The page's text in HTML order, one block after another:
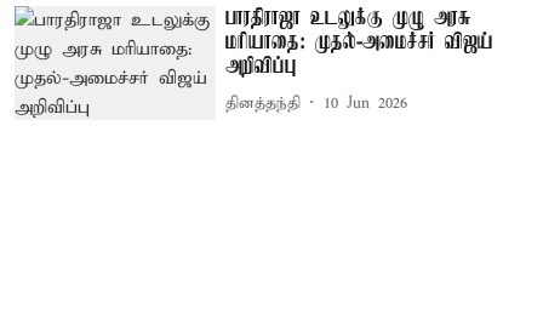
பாரதிராஜா உடலுக்கு முழு அரசு
மரியாதை: முதல்-அமைச்சர் விஜய்
அறிவிப்பு
தினத்தந்தி 10 Jun 2026